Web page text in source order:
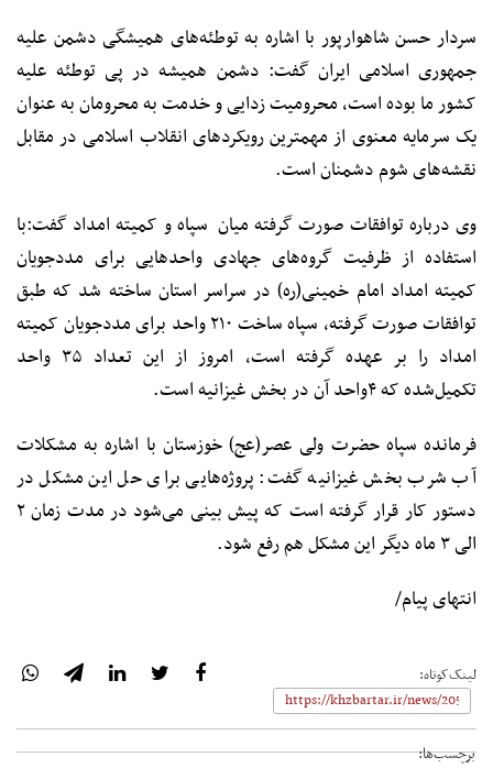
سردار حسن شاهوارپور با اشاره به توطئه‌های همیشگی دشمن علیه
جمهوری اسلامی ایران گفت: دشمن همیشه در پی توطئه علیه
کشور ما بوده است، محرومیت زدایی و خدمت به محرومان به عنوان
یک سرمایه معنوی از مهمترین رویکردهای انقلاب اسلامی در مقابل
نقشه‌های شوم دشمنان است.
وی درباره توافقات صورت گرفته میان سپاه و کمیته امداد گفت:با
استفاده از ظرفیت گروه‌های جهادی واحدهایی برای مددجویان
کمیته امداد امام خمینی(ره) در سراسر استان ساخته شد که طبق
توافقات صورت گرفته، سپاه ساخت ۲۱۰ واحد برای مددجویان کمیته
امداد را بر عهده گرفته است، امروز از این تعداد ۳۵ واحد
تکمیل‌شده که ۴واحد آن در بخش غیزانیه است.
فرمانده سپاه حضرت ولی عصر(عج) خوزستان با اشاره به مشکلات
آب شرب بخش غیزانیه گفت: پروژه‌هایی برای حل این مشکل در
دستور کار قرار گرفته است که پیش بینی می‌شود در مدت زمان ۲
الی ۳ ماه دیگر این مشکل هم رفع شود.
انتهای پیام/
لینک‌کوتاه:
برچسب‌ها: